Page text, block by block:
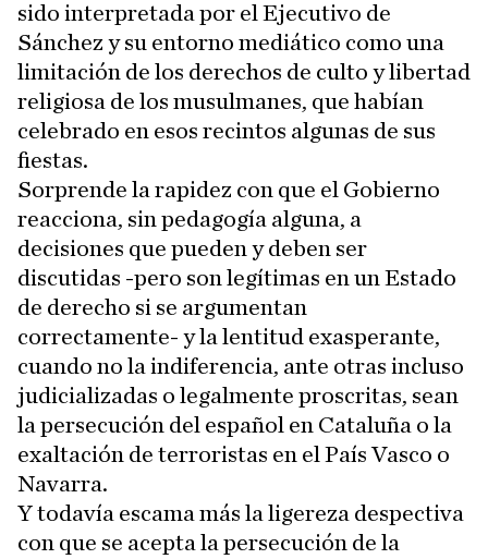
sido interpretada por el Ejecutivo de
Sánchez y su entorno mediático como una
limitación de los derechos de culto y libertad
religiosa de los musulmanes, que habían
celebrado en esos recintos algunas de sus
fiestas.
Sorprende la rapidez con que el Gobierno
reacciona, sin pedagogía alguna, a
decisiones que pueden y deben ser
discutidas -pero son legítimas en un Estado
de derecho si se argumentan
correctamente- y la lentitud exasperante,
cuando no la indiferencia, ante otras incluso
judicializadas o legalmente proscritas, sean
la persecución del español en Cataluña o la
exaltación de terroristas en el País Vasco o
Navarra.
Y todavía escama más la ligereza despectiva
con que se acepta la persecución de la